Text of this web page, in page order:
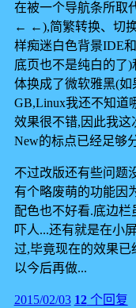
在被一个导航条所取
← ←),简繁转换、切
样痴迷白色背景IDE
底页也不是纯白的了
体换成了微软雅黑(如
GB,Linux我还不知道
效果很不错,因此我这
New的标点已经足够
不过改版还有些问题
有个略废萌的功能因
配色也不好看.底边
吓人...还有就是在小
过,毕竟现在的效果
以今后再做...
2015/02/03 12个回复